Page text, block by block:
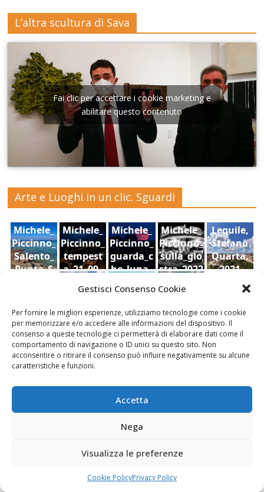
Gestisci Consenso Cookie
Per fornire le migliori esperienze, utilizziamo tecnologie come i cookie
per memorizzare e/o accedere alle informazioni del dispositivo. Il
consenso a queste tecnologie ci permetterà di elaborare dati come il
comportamento di navigazione o ID unici su questo sito. Non
acconsentire o ritirare il consenso può influire negativamente su alcune
caratteristiche e funzioni.
Accetta
Nega
Visualizza le preferenze
Cookie PolicyPrivacy Policy
L’altra scultura di Sava
Fai clic per accettare i cookie marketing e
abilitare questo contenuto
Arte e Luoghi in un clic. Sguardi
Michele_
Piccinno_
Salento_
Punta_S
Michele_
Piccinno_
tempest
a_21_09_
Michele_
Piccinno_
guarda_c
he_luna_
Michele_
Piccinno_
sulla_gio
stra_2022
Lequile,
Stefano
Quarta,
2021
dell'antic
castello
di Aidone
(Enna),
Dario
Bottaro
di
dal
Castello
della
contea ,
Vespo
Sara Foti
re
Le Stanze di Arte e Luoghi | Albergo diffuso
della Cultura
abilitare questo contenuto